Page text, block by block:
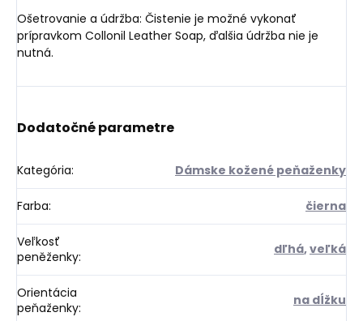
Ošetrovanie a údržba: Čistenie je možné vykonať
prípravkom Collonil Leather Soap, ďalšia údržba nie je
nutná.
Dodatočné parametre
Kategória: Dámske kožené peňaženky
Farba: čierna
Veľkosť
peněženky: dľhá,veľká
Orientácia
peňaženky: na dĺžku